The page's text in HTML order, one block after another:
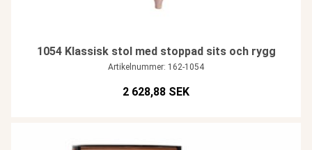
1054 Klassisk stol med stoppad sits och rygg
Artikelnummer: 162-1054
2 628,88 SEK